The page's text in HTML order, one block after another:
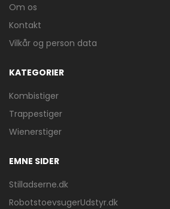
Om os
Kontakt
Vilkår og person data
KATEGORIER
Kombistiger
Trappestiger
Wienerstiger
EMNE SIDER
Stilladserne.dk
RobotstoevsugerUdstyr.dk